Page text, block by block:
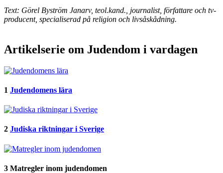
Text: Görel Byström Janarv, teol.kand., journalist, författare och tv-
producent, specialiserad på religion och livsåskådning.
Artikelserie om Judendom i vardagen
1 Judendomens lära
2 Judiska riktningar i Sverige
3 Matregler inom judendomen